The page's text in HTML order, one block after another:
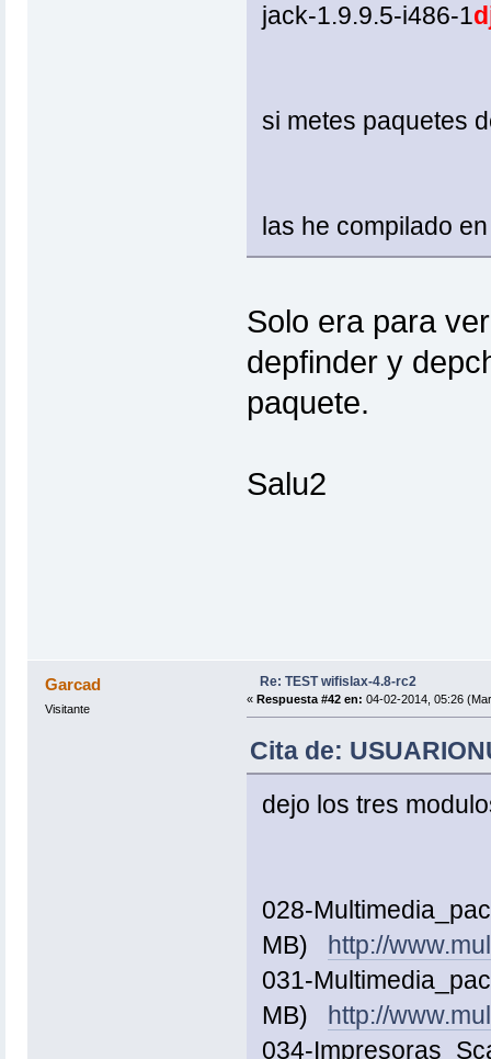
jack-1.9.9.5-i486-1
si metes paquetes
las he compilado
Solo era para
depfinder y
paquete.
Salu2
Garcad
Visitante
Re: TEST wifislax-4.8-rc2
« Respuesta #42 en: 04-02-2014, 05:26
Cita de:
dejo los tres
028-
MB)
http://
031-
MB)
http://
034-